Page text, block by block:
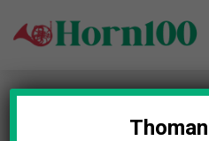
Inhalt